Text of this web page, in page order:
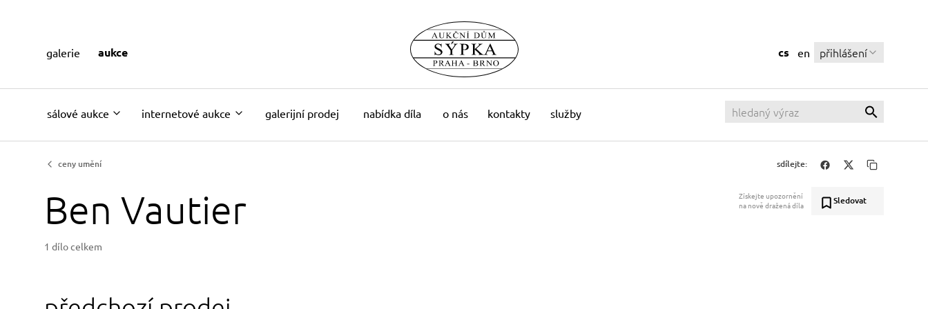
sálové aukce internetové aukce galerijní prodej nabídka díla o nás kontakty služby
cs en přihlášení
galerie aukce
ceny umění sdílejte:
Ben Vautier
Získejte upozornění
na nově dražená díla
Sledovat
1 dílo celkem